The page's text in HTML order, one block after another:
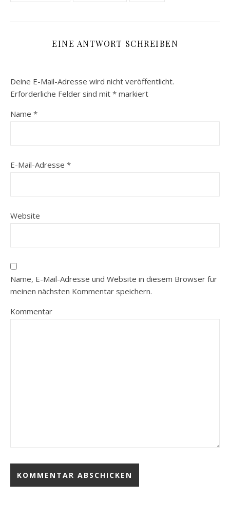
EINE ANTWORT SCHREIBEN
Deine E-Mail-Adresse wird nicht veröffentlicht.
Erforderliche Felder sind mit * markiert
Name *
E-Mail-Adresse *
Website
Name, E-Mail-Adresse und Website in diesem Browser für
meinen nächsten Kommentar speichern.
Kommentar